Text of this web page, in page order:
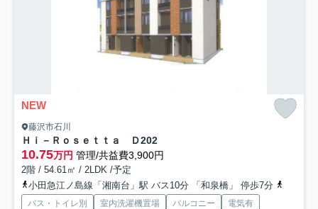
NEW
藤沢市石川
Ｈｉ－Ｒｏｓｅｔｔａ Ｄ202
10.75万円 管理/共益費3,900円
2階 / 54.61㎡ / 2LDK /予定
小田急江ノ島線「湘南台」駅 バス10分 「和泉橋」 停歩7分
バス・トイレ別 室内洗濯機置場 バルコニー
電気有